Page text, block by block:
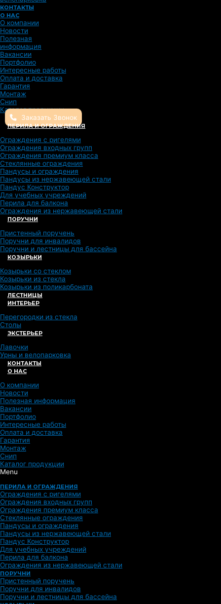
КОНТАКТЫ
О НАС
О компании
Новости
Полезная
информация
Вакансии
Портфолио
Интересные работы
Оплата и доставка
Гарантия
Монтаж
Снип
Каталог продукции
Заказать Звонок
ПЕРИЛА И ОГРАЖДЕНИЯ
Ограждения с ригелями
Ограждения входных групп
Ограждения премиум класса
Стеклянные ограждения
Пандусы и ограждения
Пандусы из нержавеющей стали
Пандус Конструктор
Для учебных учреждений
Перила для балкона
Ограждения из нержавеющей стали
ПОРУЧНИ
Пристенный поручень
Поручни для инвалидов
Поручни и лестницы для бассейна
КОЗЫРЬКИ
Козырьки со стеклом
Козырьки из стекла
Козырьки из поликарбоната
ЛЕСТНИЦЫ
ИНТЕРЬЕР
Перегородки из стекла
Столы
ЭКСТЕРЬЕР
Лавочки
Урны и велопарковка
КОНТАКТЫ
О НАС
О компании
Новости
Полезная информация
Вакансии
Портфолио
Интересные работы
Оплата и доставка
Гарантия
Монтаж
Снип
Каталог продукции
Menu
ПЕРИЛА И ОГРАЖДЕНИЯ
Ограждения с ригелями
Ограждения входных групп
Ограждения премиум класса
Стеклянные ограждения
Пандусы и ограждения
Пандусы из нержавеющей стали
Пандус Конструктор
Для учебных учреждений
Перила для балкона
Ограждения из нержавеющей стали
ПОРУЧНИ
Пристенный поручень
Поручни для инвалидов
Поручни и лестницы для бассейна